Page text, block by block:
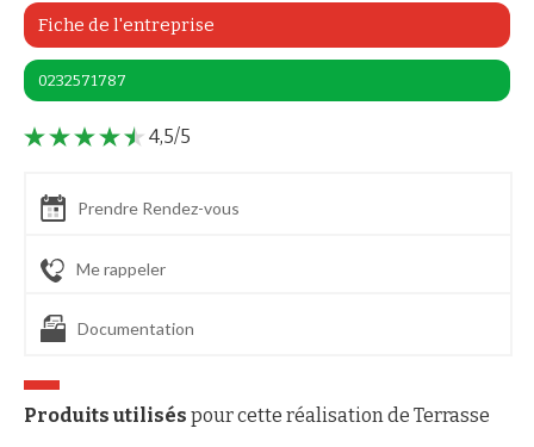
Fiche de l'entreprise
0232571787
4,5/5
Prendre Rendez-vous
Me rappeler
Documentation
Produits utilisés pour cette réalisation de Terrasse